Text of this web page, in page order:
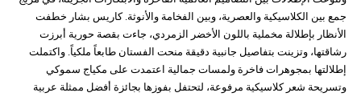
جمع بين الكلاسيكية والعصرية، وبين الفخامة والأنوثة. كاريس بشار خطفت
الأنظار بإطلالة مخملية باللون الأخضر الزمردي، جاءت بقصة حورية أبرزت
رشاقتها، وتزينت بتفاصيل جانبية دقيقة منحت الفستان طابعاً ملكياً. واكتملت
إطلالتها بمجوهرات فاخرة ولمسات جمالية اعتمدت على مكياج سموكي
وتسريحة شعر كلاسيكية مرفوعة، لتحتفل بفوزها بجائزة أفضل ممثلة عربية